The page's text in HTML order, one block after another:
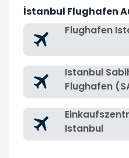
İstanbul Flughafen
Flughafen
Istanbul
Flughafen
Istanbul